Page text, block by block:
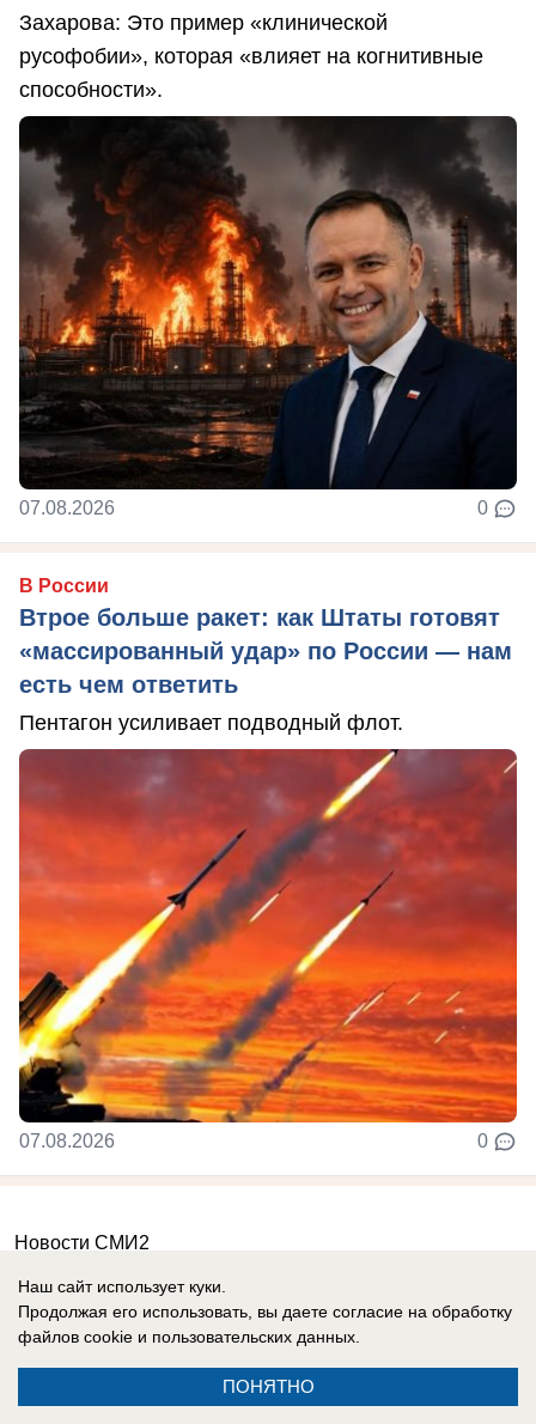
Захарова: Это пример «клинической
русофобии», которая «влияет на когнитивные
способности».
07.08.2026 0
В России
Втрое больше ракет: как Штаты готовят
«массированный удар» по России — нам
есть чем ответить
Пентагон усиливает подводный флот.
07.08.2026 0
Новости СМИ2
Реклама на сайте
Наш сайт использует куки.
Продолжая его использовать, вы даете согласие на обработку
файлов cookie и пользовательских данных.
ПОНЯТНО